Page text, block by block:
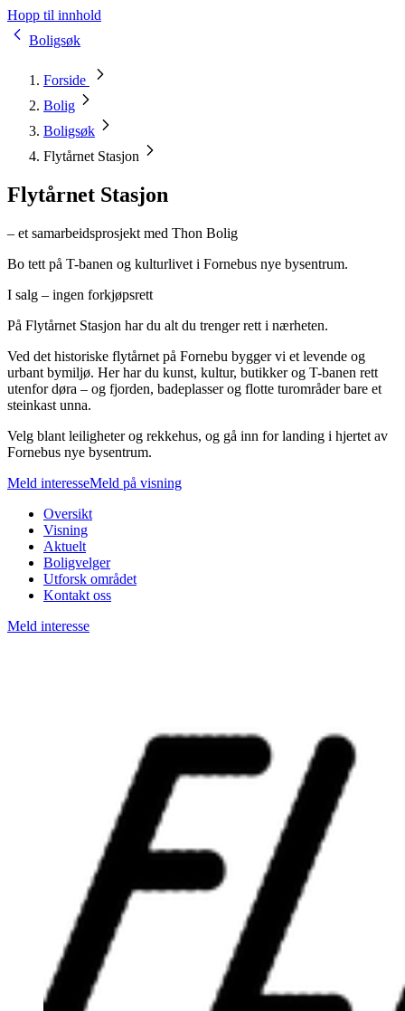
Hopp til innhold
Boligsøk
Forside
Bolig
Boligsøk
Flytårnet Stasjon
Flytårnet Stasjon
– et samarbeidsprosjekt med Thon Bolig
Bo tett på T-banen og kulturlivet i Fornebus nye bysentrum.
I salg – ingen forkjøpsrett
På Flytårnet Stasjon har du alt du trenger rett i nærheten.
Ved det historiske flytårnet på Fornebu bygger vi et levende og
urbant bymiljø. Her har du kunst, kultur, butikker og T-banen rett
utenfor døra – og fjorden, badeplasser og flotte turområder bare et
steinkast unna.
Velg blant leiligheter og rekkehus, og gå inn for landing i hjertet av
Fornebus nye bysentrum.
Meld interesseMeld på visning
Oversikt
Visning
Aktuelt
Boligvelger
Utforsk området
Kontakt oss
Meld interesse